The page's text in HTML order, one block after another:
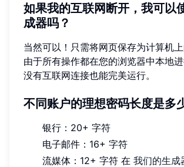
如果我的互联网断开，我可以
成器吗？
当然可以！只需将网页保存为计算机上
由于所有操作都在您的浏览器中本地
没有互联网连接也能完美运行。
不同账户的理想密码长度是多
银行：20+ 字符
电子邮件：16+ 字符
流媒体：12+ 字符 在 我们的生成